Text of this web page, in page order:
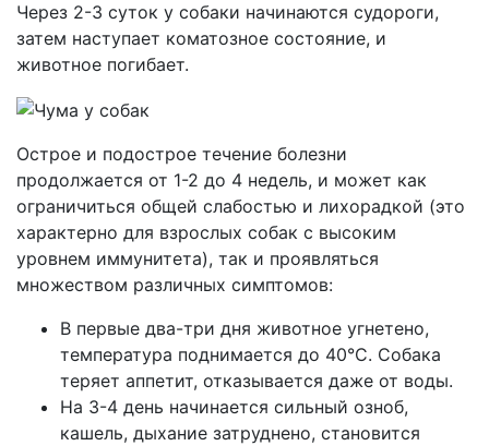
Через 2-3 суток у собаки начинаются судороги,
затем наступает коматозное состояние, и
животное погибает.
Острое и подострое течение болезни
продолжается от 1-2 до 4 недель, и может как
ограничиться общей слабостью и лихорадкой (это
характерно для взрослых собак с высоким
уровнем иммунитета), так и проявляться
множеством различных симптомов:
В первые два-три дня животное угнетено,
температура поднимается до 40°С. Собака
теряет аппетит, отказывается даже от воды.
На 3-4 день начинается сильный озноб,
кашель, дыхание затруднено, становится